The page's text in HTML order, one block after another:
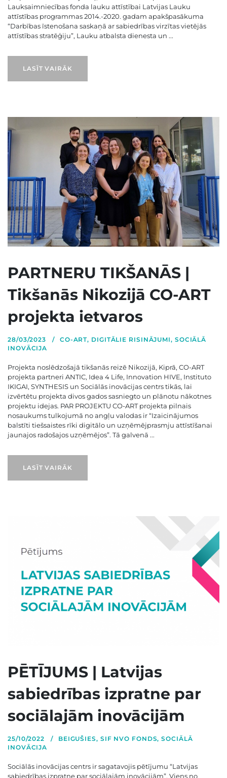
Lauksaimniecības fonda lauku attīstībai Latvijas Lauku
attīstības programmas 2014.-2020. gadam apakšpasākuma
“Darbības īstenošana saskaņā ar sabiedrības virzītas vietējās
attīstības stratēģiju”, Lauku atbalsta dienesta un ...
LASĪT VAIRĀK
PARTNERU TIKŠANĀS |
Tikšanās Nikozijā CO-ART
projekta ietvaros
28/03/2023 CO-ART, DIGITĀLIE RISINĀJUMI, SOCIĀLĀ
INOVĀCIJA
Projekta noslēdzošajā tikšanās reizē Nikozijā, Kiprā, CO-ART
projekta partneri ANTIC, Idea 4 Life, Innovation HIVE, Instituto
IKIGAI, SYNTHESIS un Sociālās inovācijas centrs tikās, lai
izvērtētu projekta divos gados sasniegto un plānotu nākotnes
projektu idejas. PAR PROJEKTU CO-ART projekta pilnais
nosaukums tulkojumā no angļu valodas ir “Izaicinājumos
balstīti tiešsaistes rīki digitālo un uzņēmējprasmju attīstīšanai
jaunajos radošajos uzņēmējos”. Tā galvenā ...
LASĪT VAIRĀK
PĒTĪJUMS | Latvijas
sabiedrības izpratne par
sociālajām inovācijām
25/10/2022 BEIGUŠIES, SIF NVO FONDS,SOCIĀLĀ
INOVĀCIJA
Sociālās inovācijas centrs ir sagatavojis pētījumu “Latvijas
sabiedrības izpratne par sociālajām inovācijām”. Viens no